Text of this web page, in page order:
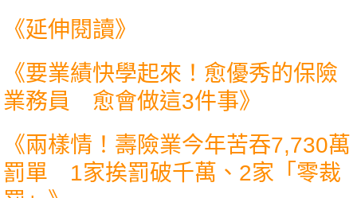
《延伸閱讀》
《要業績快學起來！愈優秀的保險
業務員 愈會做這3件事》
《兩樣情！壽險業今年苦吞7,730萬
罰單 1家挨罰破千萬、2家「零裁